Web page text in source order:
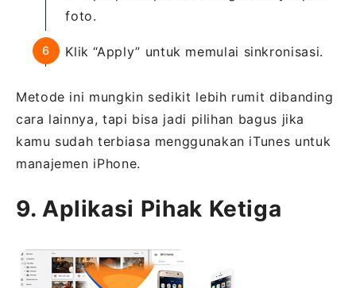
foto.
Klik “Apply” untuk memulai sinkronisasi.
Metode ini mungkin sedikit lebih rumit dibanding
cara lainnya, tapi bisa jadi pilihan bagus jika
kamu sudah terbiasa menggunakan iTunes untuk
manajemen iPhone.
9. Aplikasi Pihak Ketiga